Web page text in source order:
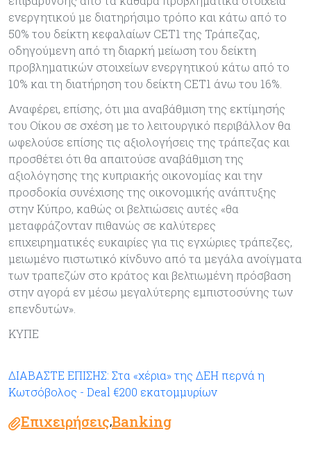
ενεργητικού με διατηρήσιμο τρόπο και κάτω από το
50% του δείκτη κεφαλαίων CET1 της Τράπεζας,
οδηγούμενη από τη διαρκή μείωση του δείκτη
προβληματικών στοιχείων ενεργητικού κάτω από το
10% και τη διατήρηση του δείκτη CET1 άνω του 16%.
Αναφέρει, επίσης, ότι μια αναβάθμιση της εκτίμησής
του Οίκου σε σχέση με το λειτουργικό περιβάλλον θα
ωφελούσε επίσης τις αξιολογήσεις της τράπεζας και
προσθέτει ότι θα απαιτούσε αναβάθμιση της
αξιολόγησης της κυπριακής οικονομίας και την
προσδοκία συνέχισης της οικονομικής ανάπτυξης
στην Κύπρο, καθώς οι βελτιώσεις αυτές «θα
μεταφράζονταν πιθανώς σε καλύτερες
επιχειρηματικές ευκαιρίες για τις εγχώριες τράπεζες,
μειωμένο πιστωτικό κίνδυνο από τα μεγάλα ανοίγματα
των τραπεζών στο κράτος και βελτιωμένη πρόσβαση
στην αγορά εν μέσω μεγαλύτερης εμπιστοσύνης των
επενδυτών».
ΚΥΠΕ
ΔΙΑΒΑΣΤΕ ΕΠΙΣΗΣ: Στα «χέρια» της ΔΕΗ περνά η
Κωτσόβολος - Deal €200 εκατομμυρίων
Επιχειρήσεις,Banking